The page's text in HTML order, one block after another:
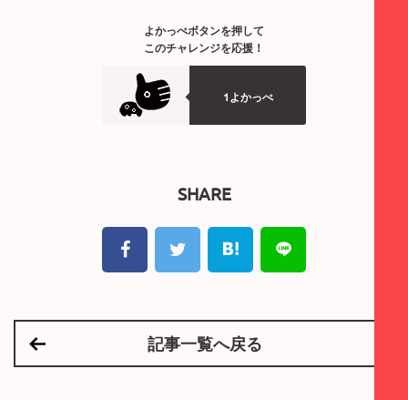
よかっぺボタンを押して
このチャレンジを応援！
1よかっぺ
SHARE
記事一覧へ戻る